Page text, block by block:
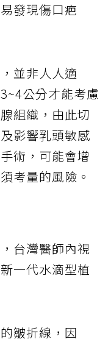
發現傷口疤
並非人人適
公分才能考慮
組織，由此切
影響乳頭敏感
術，可能會增
考量的風險。
台灣醫師內視
一代水滴型植
皺折線，因